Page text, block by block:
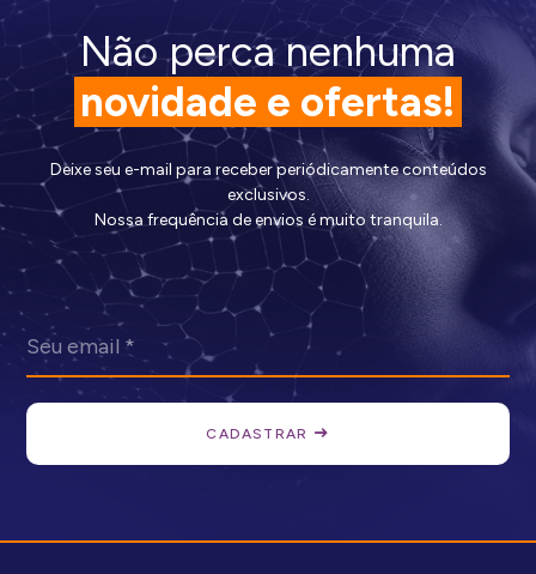
Não perca nenhuma
novidade e ofertas!
Deixe seu e-mail para receber periódicamente conteúdos
exclusivos.
Nossa frequência de envios é muito tranquila.
CADASTRAR